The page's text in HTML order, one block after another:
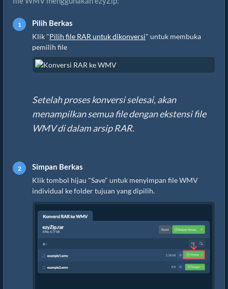
Pilih Berkas
Klik "Pilih file RAR untuk dikonversi" untuk membuka
pemilih file
Setelah proses konversi selesai, akan
menampilkan semua file dengan ekstensi file
WMV di dalam arsip RAR.
Simpan Berkas
Klik tombol hijau "Save" untuk menyimpan file WMV
individual ke folder tujuan yang dipilih.